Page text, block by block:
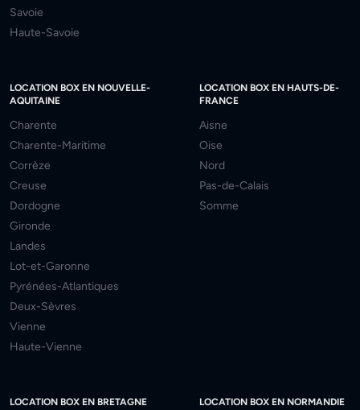
Savoie
Haute-Savoie
LOCATION BOX EN NOUVELLE-
AQUITAINE
Charente
Charente-Maritime
Corrèze
Creuse
Dordogne
Gironde
Landes
Lot-et-Garonne
Pyrénées-Atlantiques
Deux-Sèvres
Vienne
Haute-Vienne
LOCATION BOX EN HAUTS-DE-
FRANCE
Aisne
Oise
Nord
Pas-de-Calais
Somme
LOCATION BOX EN BRETAGNE LOCATION BOX EN NORMANDIE